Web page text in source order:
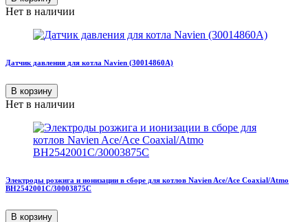
Нет в наличии
Датчик давления для котла Navien (30014860A)
В корзину
Нет в наличии
Электроды розжига и ионизации в сборе для котлов Navien Ace/Ace Coaxial/Atmo
BH2542001C/30003875C
В корзину